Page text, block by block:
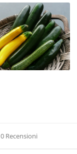
0 Recensioni